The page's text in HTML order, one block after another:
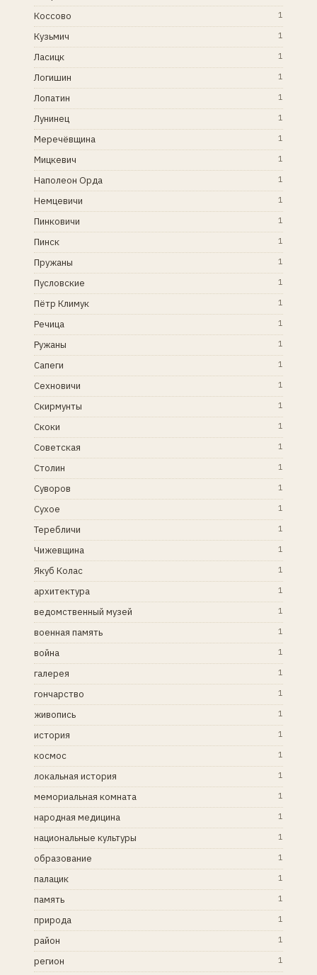
Коссово
1
Кузьмич 1
Ласицк 1
Логишин 1
Лопатин 1
Лунинец 1
Меречёвщина 1
Мицкевич 1
Наполеон Орда 1
Немцевичи 1
Пинковичи 1
Пинск 1
Пружаны 1
Пусловские 1
Пётр Климук 1
Речица 1
Ружаны 1
Сапеги 1
Сехновичи 1
Скирмунты 1
Скоки 1
Советская 1
Столин 1
Суворов 1
Сухое 1
Теребличи 1
Чижевщина 1
Якуб Колас 1
архитектура 1
ведомственный музей 1
военная память 1
война 1
галерея 1
гончарство 1
живопись 1
история 1
космос 1
локальная история 1
мемориальная комната 1
народная медицина 1
национальные культуры 1
образование 1
палацик 1
память 1
природа 1
район 1
регион 1